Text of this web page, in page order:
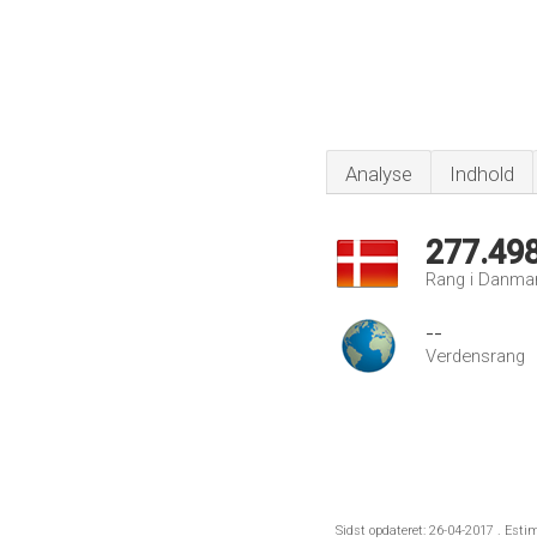
Analyse Indhold
Rang i
--
Verdensrang
Sidst opdateret: 26-04-2017 .